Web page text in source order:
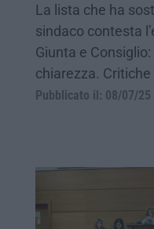
La lista che ha
sindaco contesta
Giunta e
chiarezza.
Pubblicato il: 08/07/25